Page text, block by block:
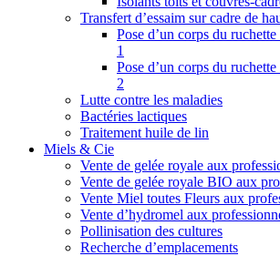
Transfert d’essaim sur cadre de
Pose d’un corps du
1
Pose d’un corps du
2
Lutte contre les maladies
Bactéries lactiques
Traitement huile de lin
Miels & Cie
Vente de gelée royale aux
Vente de gelée royale BIO aux
Vente Miel toutes Fleurs aux
Vente d’hydromel aux
Pollinisation des cultures
Recherche d’emplacements